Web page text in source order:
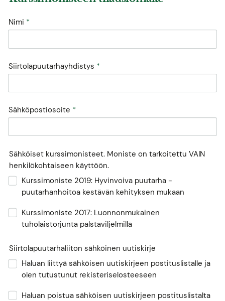
Nimi *
Siirtolapuutarhayhdistys *
Sähköpostiosoite *
Sähköiset kurssimonisteet. Moniste on tarkoitettu VAIN
henkilökohtaiseen käyttöön.
Kurssimoniste 2019: Hyvinvoiva puutarha -
puutarhanhoitoa kestävän kehityksen mukaan
Kurssimoniste 2017: Luonnonmukainen
tuholaistorjunta palstaviljelmillä
Siirtolapuutarhaliiton sähköinen uutiskirje
Haluan liittyä sähköisen uutiskirjeen postituslistalle ja
olen tutustunut rekisteriselosteeseen
Haluan poistua sähköisen uutiskirjeen postituslistalta